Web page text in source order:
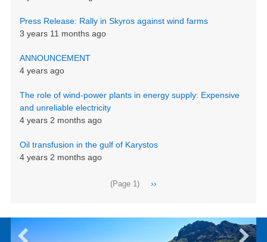
Press Release: Rally in Skyros against wind farms
3 years 11 months ago
ANNOUNCEMENT
4 years ago
The role of wind-power plants in energy supply: Expensive
and unreliable electricity
4 years 2 months ago
Oil transfusion in the gulf of Karystos
4 years 2 months ago
(Page 1)
Next
››